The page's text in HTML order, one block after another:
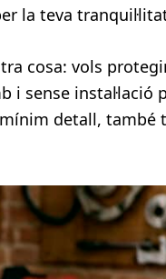
la teva
cosa: vols
i sense
detall, també